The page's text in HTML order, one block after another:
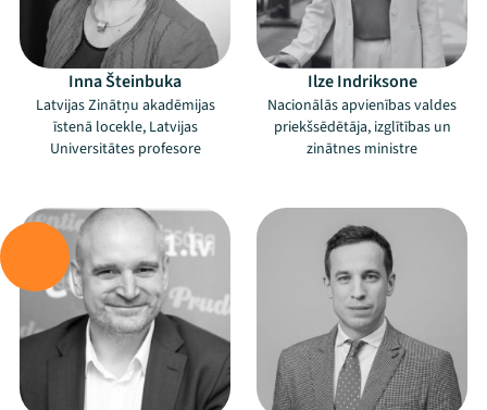
Inna Šteinbuka
Latvijas Zinātņu akadēmijas
īstenā locekle, Latvijas
Universitātes profesore
Ilze Indriksone
Nacionālās apvienības valdes
priekšsēdētāja, izglītības un
zinātnes ministre